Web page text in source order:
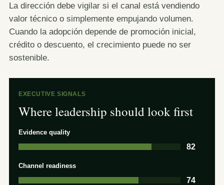
La dirección debe vigilar si el canal está vendiendo
valor técnico o simplemente empujando volumen.
Cuando la adopción depende de promoción inicial,
crédito o descuento, el crecimiento puede no ser
sostenible.
EXECUTIVE SIGNALS
Where leadership should look first
Evidence quality
82
Channel readiness
74